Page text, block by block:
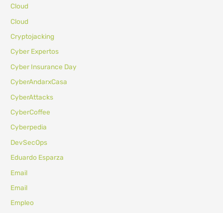
Cloud
Cloud
Cryptojacking
Cyber Expertos
Cyber Insurance Day
CyberAndarxCasa
CyberAttacks
CyberCoffee
Cyberpedia
DevSecOps
Eduardo Esparza
Email
Email
Empleo